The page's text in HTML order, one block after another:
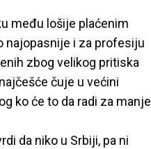
među lošije plaćenim
najopasnije i za profesiju
zbog velikog pritiska
čuje u većini
ko će to da radi za manje
da niko u Srbiji, pa ni